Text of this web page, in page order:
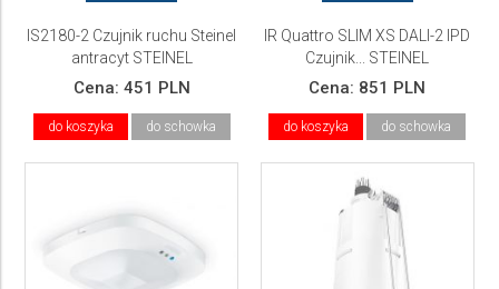
IS2180-2 Czujnik ruchu Steinel
antracyt STEINEL
Cena: 451 PLN
do koszyka do schowka
IR Quattro SLIM XS DALI-2 IPD
Czujnik... STEINEL
Cena: 851 PLN
do koszyka do schowka